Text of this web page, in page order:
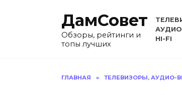
ДамСовет
Обзоры, рейтинги и
топы лучших
HI-FI
ГЛАВНАЯ » ТЕЛЕВИЗОРЫ, АУДИО-